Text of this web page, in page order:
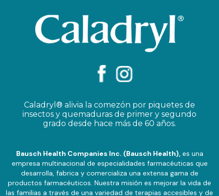
Caladryl® alivia la comezón por piquetes de
insectos y quemaduras de primer y segundo
grado desde hace más de 60 años.
Bausch Health Companies Inc. (Bausch Health),es una
empresa multinacional de especialidades farmacéuticas que
desarrolla, fabrica y comercializa una extensa gama de
productos farmacéuticos. Nuestra misión es mejorar la vida de
las familias a través de una variedad de terapias accesibles y de